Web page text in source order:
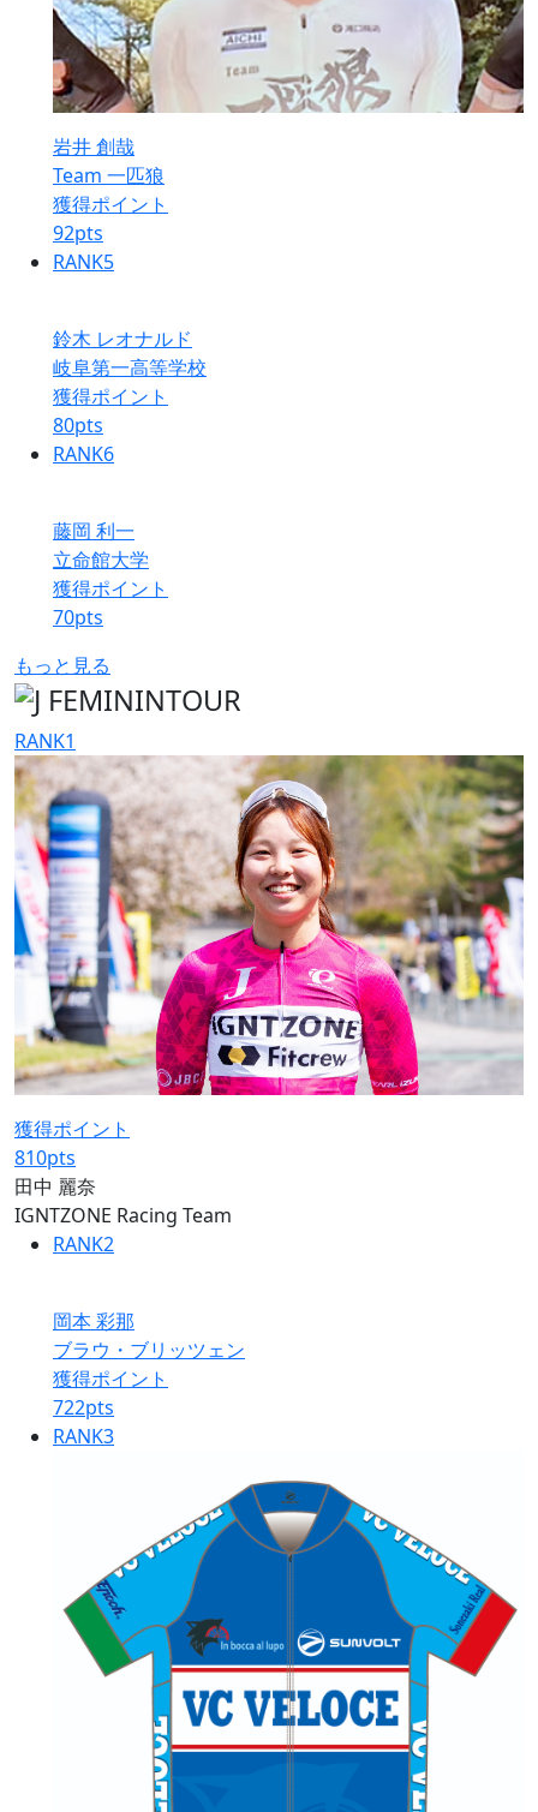
岩井 創哉
Team 一匹狼
獲得ポイント
92pts
RANK5
鈴木 レオナルド
岐阜第一高等学校
獲得ポイント
80pts
RANK6
藤岡 利一
立命館大学
獲得ポイント
70pts
もっと見る
RANK1
獲得ポイント
810pts
田中 麗奈
IGNTZONE Racing Team
RANK2
岡本 彩那
ブラウ・ブリッツェン
獲得ポイント
722pts
RANK3